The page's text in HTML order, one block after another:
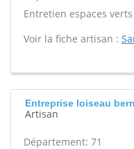
Entretien espaces verts
Voir la fiche artisan :
Entreprise loiseau
Artisan
Département: 71